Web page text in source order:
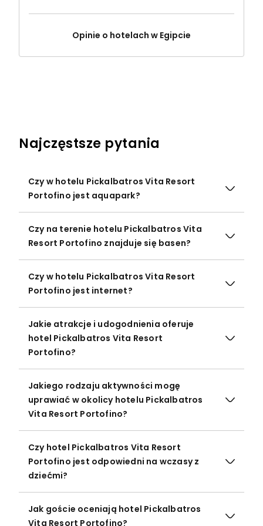
Opinie o hotelach w Egipcie
Najczęstsze pytania
Czy w hotelu Pickalbatros Vita Resort
Portofino jest aquapark?
Czy na terenie hotelu Pickalbatros Vita
Resort Portofino znajduje się basen?
Czy w hotelu Pickalbatros Vita Resort
Portofino jest internet?
Jakie atrakcje i udogodnienia oferuje
hotel Pickalbatros Vita Resort
Portofino?
Jakiego rodzaju aktywności mogę
uprawiać w okolicy hotelu Pickalbatros
Vita Resort Portofino?
Czy hotel Pickalbatros Vita Resort
Portofino jest odpowiedni na wczasy z
dziećmi?
Jak goście oceniają hotel Pickalbatros
Vita Resort Portofino?